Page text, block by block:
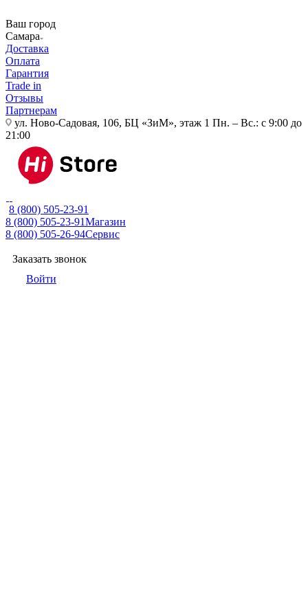
Ваш город
Самара
Доставка
Оплата
Гарантия
Trade in
Отзывы
Партнерам
ул. Ново-Садовая, 106, БЦ «ЗиМ», этаж 1 Пн. – Вс.: с 9:00 до
21:00
8 (800) 505-23-91
8 (800) 505-23-91Магазин
8 (800) 505-26-94Сервис
Заказать звонок
Войти